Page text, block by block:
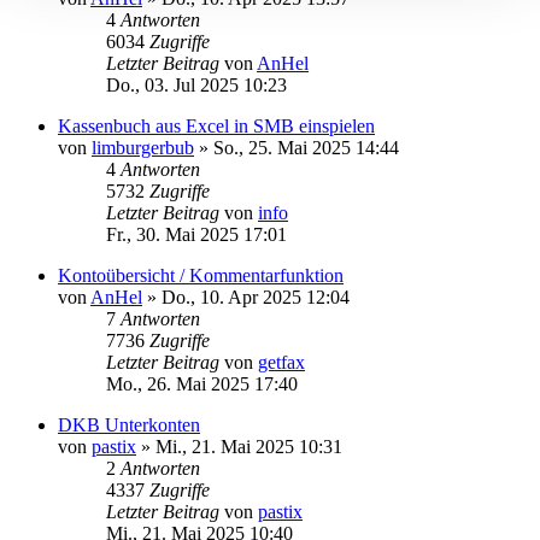
4 Antworten
6034 Zugriffe
Letzter Beitrag von AnHel
Do., 03. Jul 2025 10:23
Kassenbuch aus Excel in SMB einspielen
von limburgerbub » So., 25. Mai 2025 14:44
4 Antworten
5732 Zugriffe
Letzter Beitrag von info
Fr., 30. Mai 2025 17:01
Kontoübersicht / Kommentarfunktion
von AnHel » Do., 10. Apr 2025 12:04
7 Antworten
7736 Zugriffe
Letzter Beitrag von getfax
Mo., 26. Mai 2025 17:40
DKB Unterkonten
von pastix » Mi., 21. Mai 2025 10:31
2 Antworten
4337 Zugriffe
Letzter Beitrag von pastix
Mi., 21. Mai 2025 10:40